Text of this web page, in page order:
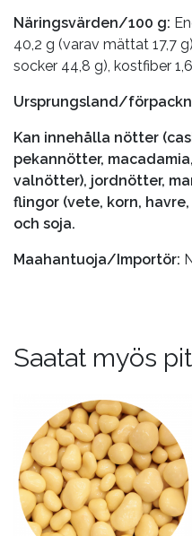
Näringsvärden/100 g:
40,2 g (varav mättat 17,7
socker 44,8 g), kostfiber
Ursprungsland/
Kan innehålla nötter
pekannötter,
valnötter), jordnötter,
flingor (vete, korn,
och soja.
Maahantuoja/Importör:
Saatat myös
tuotteella
on
useampi
muunnelma.
Voit
tehdä